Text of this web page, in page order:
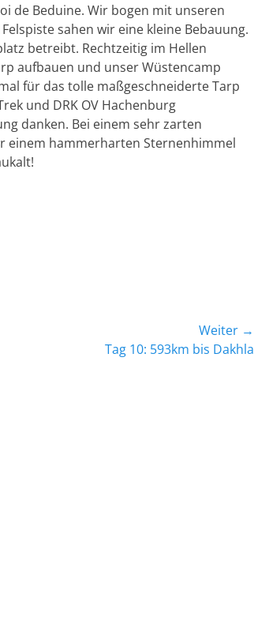
de Beduine. Wir bogen mit unseren
sahen wir eine kleine Bebauung.
betreibt. Rechtzeitig im Hellen
aufbauen und unser Wüstencamp
für das tolle maßgeschneiderte Tarp
und DRK OV Hachenburg
danken. Bei einem sehr zarten
einem hammerharten Sternenhimmel
Weiter →
Tag 10: 593km bis Dakhla